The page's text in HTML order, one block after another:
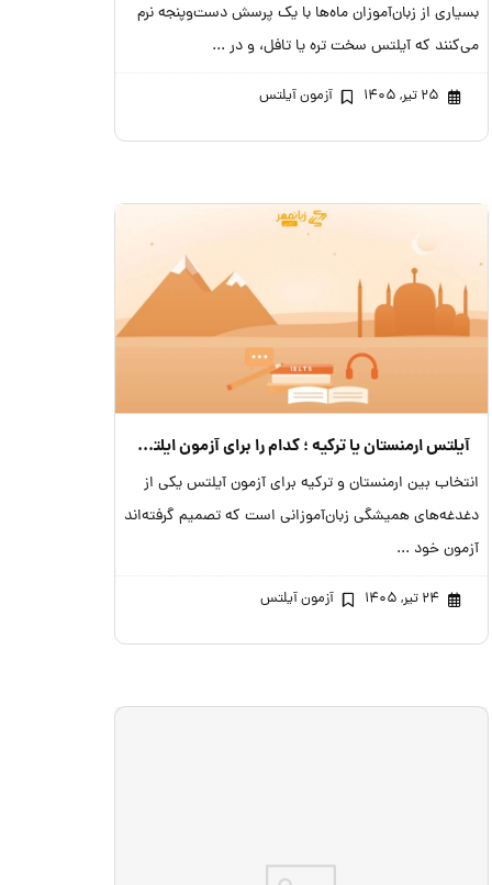
بسیاری از زبان‌آموزان ماه‌ها با یک پرسش دست‌وپنجه نرم
می‌کنند که آیلتس سخت تره یا تافل، و در ...
۲۵ تیر, ۱۴۰۵ آزمون آیلتس
آیلتس ارمنستان یا ترکیه ؛ کدام را برای آزمون ایلتس انتخاب کنم؟
انتخاب بین ارمنستان و ترکیه برای آزمون آیلتس یکی از
دغدغه‌های همیشگی زبان‌آموزانی است که تصمیم گرفته‌اند
آزمون خود ...
۲۴ تیر, ۱۴۰۵ آزمون آیلتس